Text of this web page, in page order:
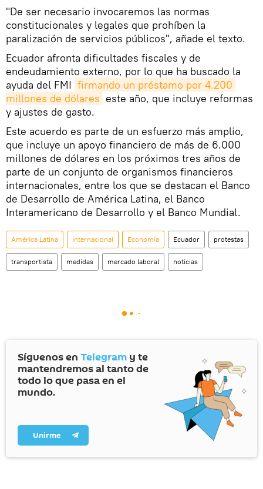
"De ser necesario invocaremos las normas
constitucionales y legales que prohíben la
paralización de servicios públicos", añade el texto.
Ecuador afronta dificultades fiscales y de
endeudamiento externo, por lo que ha buscado la
ayuda del FMI firmando un préstamo por 4.200
millones de dólares este año, que incluye reformas
y ajustes de gasto.
Este acuerdo es parte de un esfuerzo más amplio,
que incluye un apoyo financiero de más de 6.000
millones de dólares en los próximos tres años de
parte de un conjunto de organismos financieros
internacionales, entre los que se destacan el Banco
de Desarrollo de América Latina, el Banco
Interamericano de Desarrollo y el Banco Mundial.
América Latina Internacional Economía Ecuador protestas
transportista medidas mercado laboral noticias
Síguenos en Telegram y te
mantendremos al tanto de
todo lo que pasa en el
mundo.
Unirme